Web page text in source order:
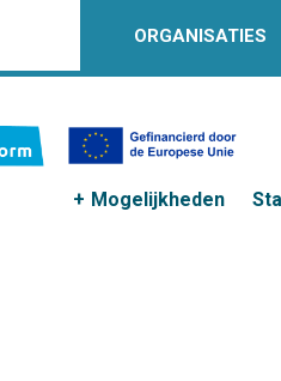
ORGANISATIES
Mogelijkheden